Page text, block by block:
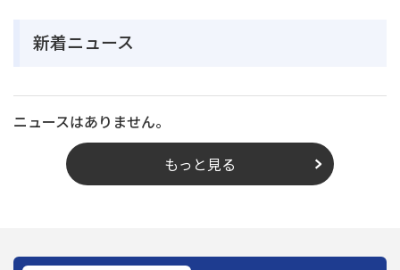
新着ニュース
ニュースはありません。
もっと見る